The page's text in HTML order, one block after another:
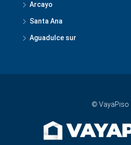
Arcayo
Santa Ana
Aguadulce sur
© VayaPiso